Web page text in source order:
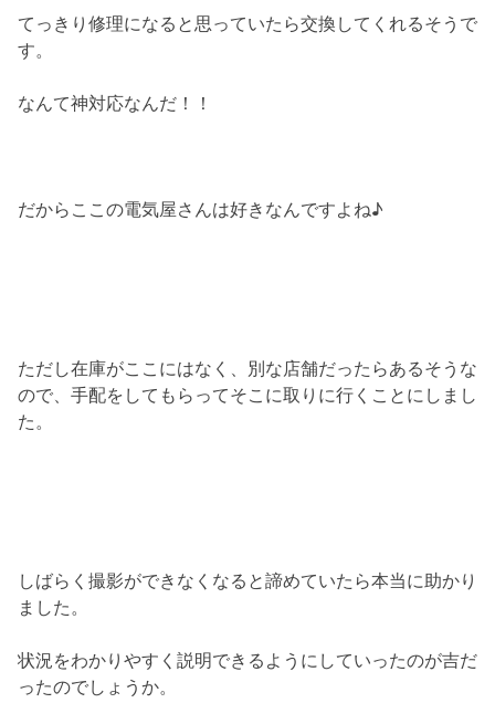
てっきり修理になると思っていたら交換してくれるそうで
す。
なんて神対応なんだ！！
だからここの電気屋さんは好きなんですよね♪
ただし在庫がここにはなく、別な店舗だったらあるそうな
ので、手配をしてもらってそこに取りに行くことにしまし
た。
しばらく撮影ができなくなると諦めていたら本当に助かり
ました。
状況をわかりやすく説明できるようにしていったのが吉だ
ったのでしょうか。